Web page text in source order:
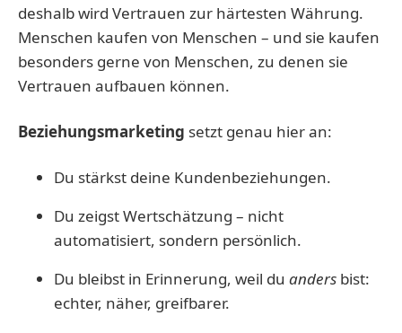
deshalb wird Vertrauen zur härtesten Währung.
Menschen kaufen von Menschen – und sie kaufen
besonders gerne von Menschen, zu denen sie
Vertrauen aufbauen können.
Beziehungsmarketing setzt genau hier an:
Du stärkst deine Kundenbeziehungen.
Du zeigst Wertschätzung – nicht
automatisiert, sondern persönlich.
Du bleibst in Erinnerung, weil du anders bist:
echter, näher, greifbarer.